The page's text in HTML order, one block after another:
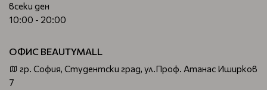
всеки ден
10:00 - 20:00
ОФИС BEAUTYMALL
гр. София, Студентски град, ул.Проф. Атанас Иширков
7